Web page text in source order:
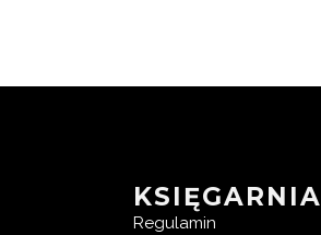
KSIĘGARNIA
Regulamin